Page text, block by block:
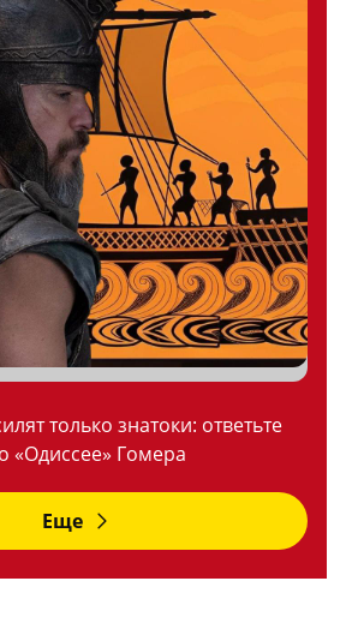
только знатоки: ответьте
«Одиссее» Гомера
Еще